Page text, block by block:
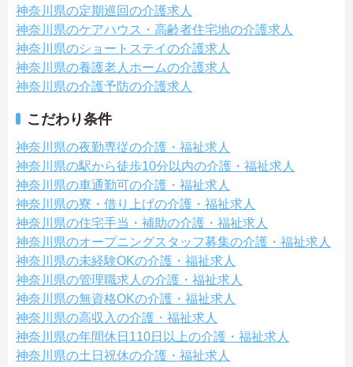
神奈川県の定期巡回の介護求人
神奈川県のケアハウス・高齢者住宅地の介護求人
神奈川県のショートステイの介護求人
神奈川県の養護老人ホームの介護求人
神奈川県の介護予防の介護求人
こだわり条件
神奈川県の夜勤専従の介護・福祉求人
神奈川県の駅から徒歩10分以内の介護・福祉求人
神奈川県の車通勤可の介護・福祉求人
神奈川県の寮・借り上げの介護・福祉求人
神奈川県の住宅手当・補助の介護・福祉求人
神奈川県のオープニングスタッフ募集の介護・福祉求人
神奈川県の未経験OKの介護・福祉求人
神奈川県の管理職求人の介護・福祉求人
神奈川県の無資格OKの介護・福祉求人
神奈川県の高収入の介護・福祉求人
神奈川県の年間休日110日以上の介護・福祉求人
神奈川県の土日祝休の介護・福祉求人